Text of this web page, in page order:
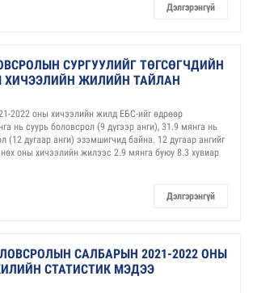
Дэлгэрэнгүй
СУРГУУЛИЙГ ТӨГСӨГЧДИЙН
ХИЧЭЭЛИЙН ЖИЛИЙН ТАЙЛАН
2022 оны хичээлийн жилд ЕБС-ийг өдрөөр
нь суурь боловсрол (9 дүгээр анги), 31.9 мянга нь
(12 дугаар анги) эзэмшигчид байна. 12 дугаар ангийг
оны хичээлийн жилээс 2.9 мянга буюу 8.3 хувиар
Дэлгэрэнгүй
САЛБАРЫН 2021-2022 ОНЫ
СТАТИСТИК МЭДЭЭ